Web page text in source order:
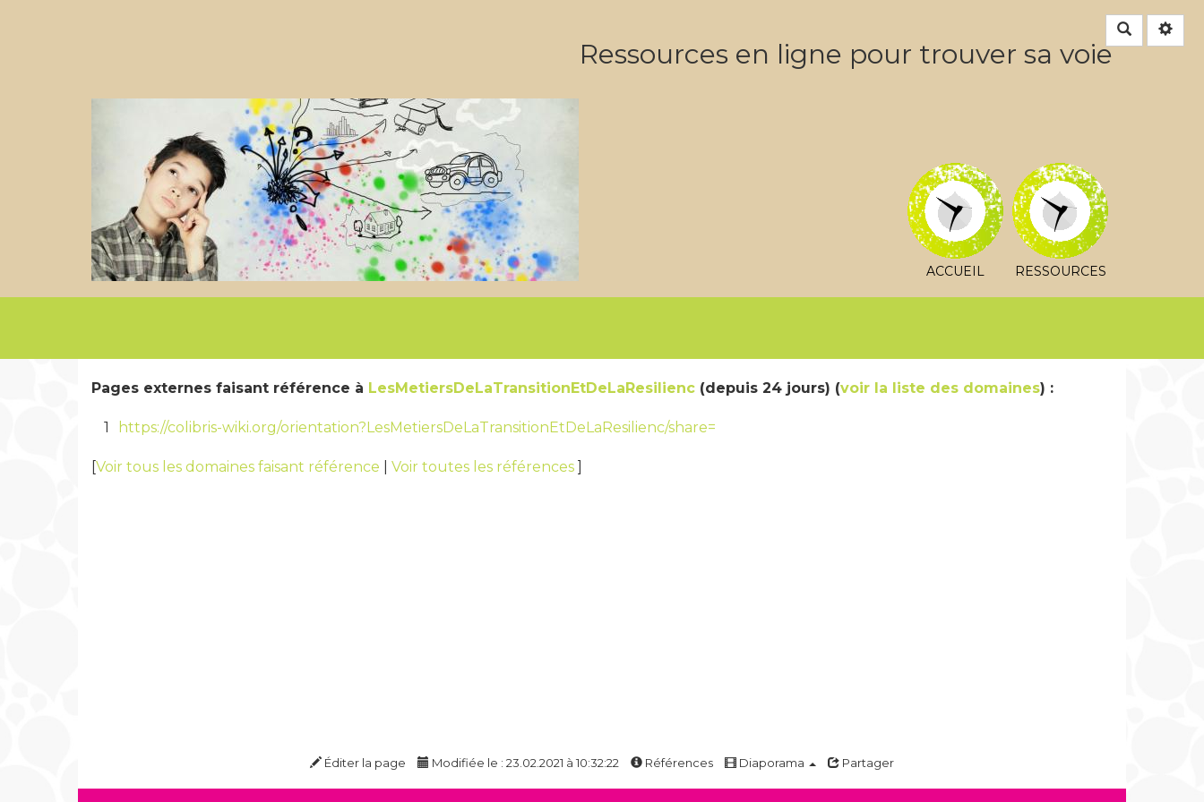
Rechercher
Ressources en ligne pour trouver sa voie
ACCUEIL RESSOURCES
Pages externes faisant référence à LesMetiersDeLaTransitionEtDeLaResilienc (depuis 24 jours) (voir la liste des domaines) :
1 https://colibris-wiki.org/orientation?LesMetiersDeLaTransitionEtDeLaResilienc/share=
[Voir tous les domaines faisant référence Voir toutes les références ]
Éditer la page Modifiée le : 23.02.2021 à 10:32:22 Références Diaporama Partager